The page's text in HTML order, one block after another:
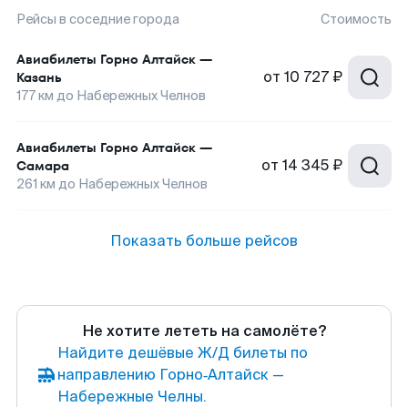
Рейсы в соседние города Стоимость
Авиабилеты Горно Алтайск —
Казань
177км до Набережных Челнов
от 10 727 ₽
Авиабилеты Горно Алтайск —
Самара
261 км до Набережных Челнов
от 14 345 ₽
Показать больше рейсов
Не хотите лететь на самолёте?
Найдите дешёвые Ж/Д билеты по
направлению Горно‑Алтайск —
Набережные Челны.